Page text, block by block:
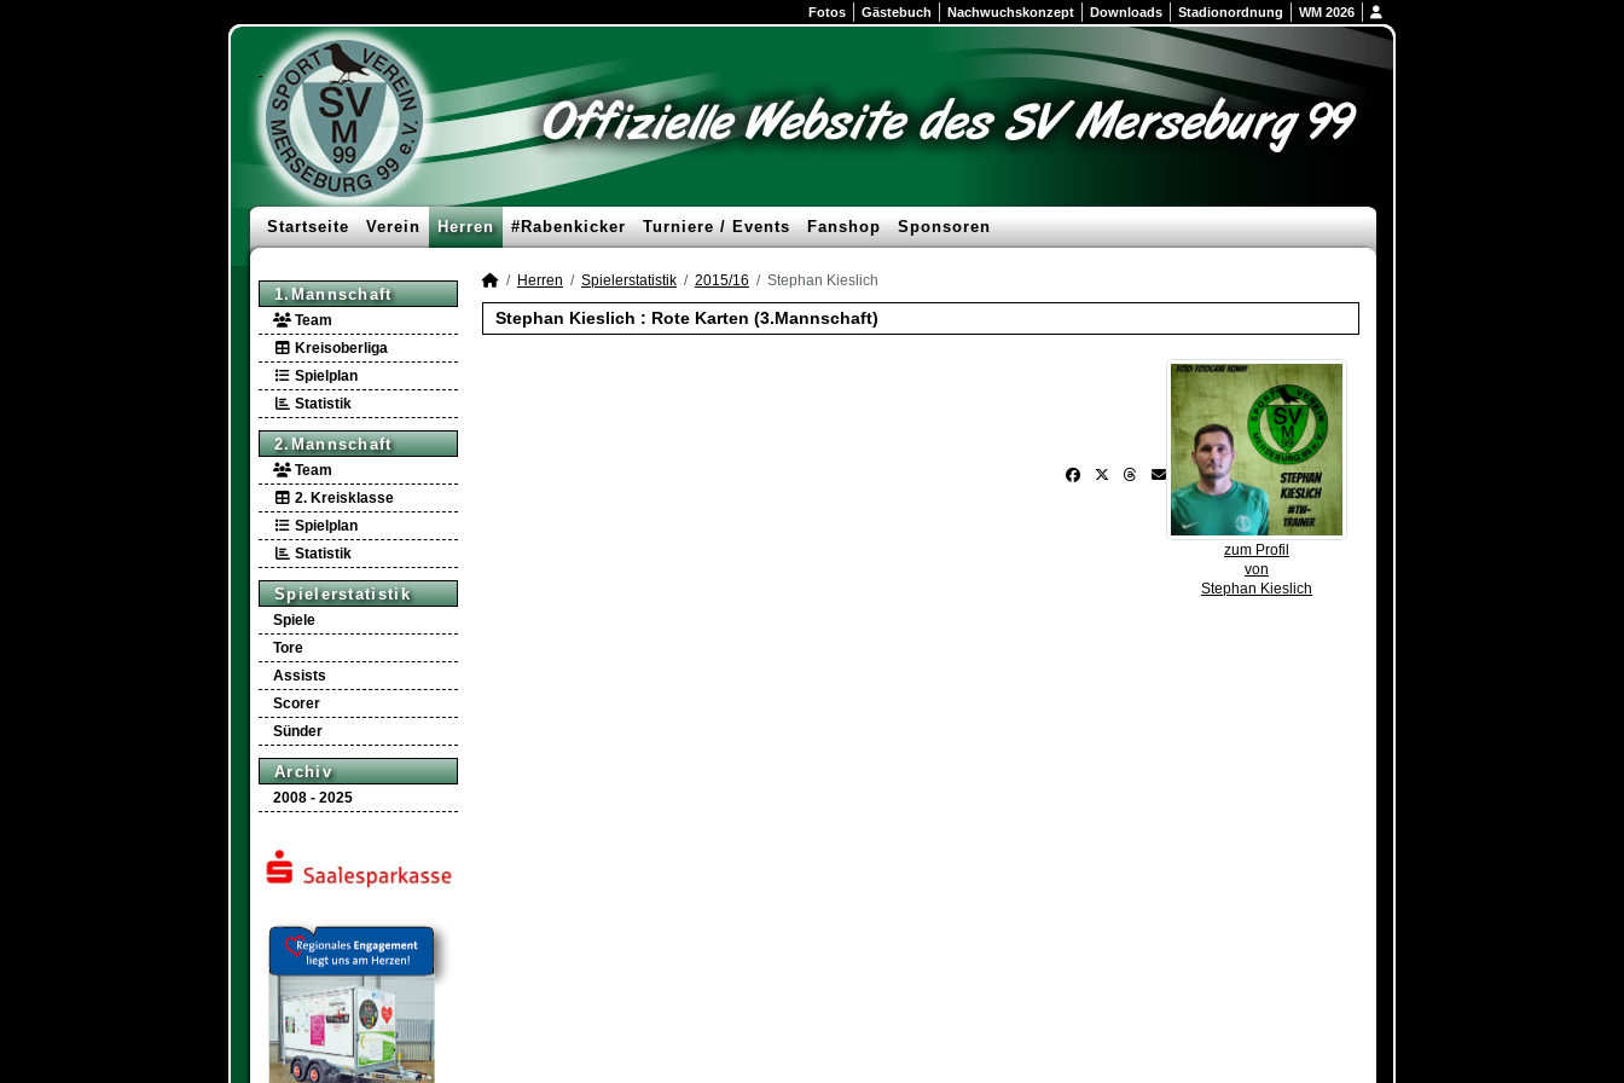
Fotos Gästebuch Nachwuchskonzept Downloads Stadionordnung WM 2026
Startseite Verein Herren #Rabenkicker Turniere / Events Fanshop Sponsoren
1.Mannschaft
Team
Kreisoberliga
Spielplan
Statistik
2.Mannschaft
Team
2. Kreisklasse
Spielplan
Statistik
Spielerstatistik
Spiele
Tore
Assists
Scorer
Sünder
Archiv
2008 - 2025
Herren Spielerstatistik 2015/16 Stephan Kieslich
Stephan Kieslich : Rote Karten (3.Mannschaft)
zum Profil
von
Stephan Kieslich